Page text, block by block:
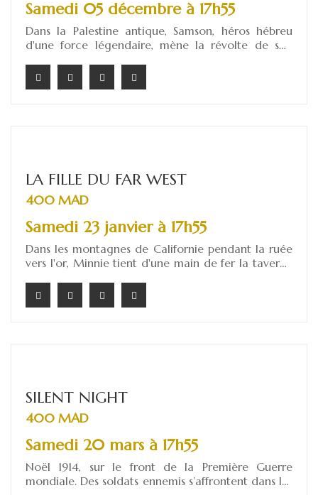
Samedi 05 décembre à 17h55
Dans la Palestine antique, Samson, héros hébreu
d'une force légendaire, mène la révolte de son
envoyée par le Grand-Prêtre de Dagon, use de
tous ses charmes pour découvrir la source de sa
LA FILLE DU FAR WEST
400 MAD
Samedi 23 janvier à 17h55
Dans les montagnes de Californie pendant la ruée
vers l'or, Minnie tient d'une main de fer la taverne
tombe amoureuse de Dick Johnson, un séduisant
inconnu qui se révèle être un bandit recherché. Le
SILENT NIGHT
400 MAD
Samedi 20 mars à 17h55
Noël 1914, sur le front de la Première Guerre
mondiale. Des soldats ennemis s’affrontent dans les